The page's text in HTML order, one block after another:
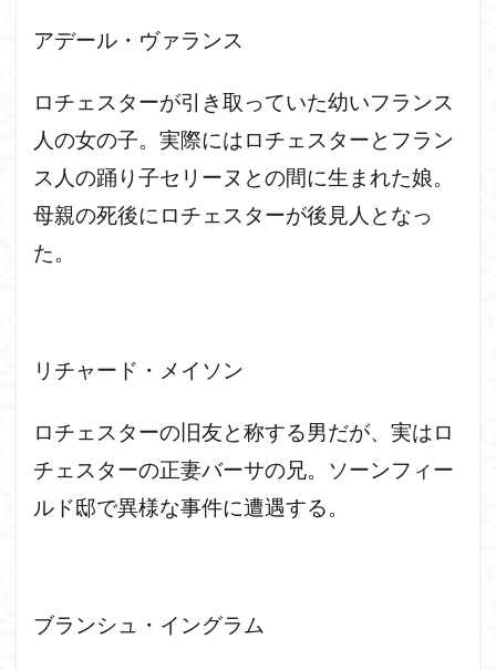
アデール・ヴァランス
ロチェスターが引き取っていた幼いフランス
人の女の子。実際にはロチェスターとフラン
ス人の踊り子セリーヌとの間に生まれた娘。
母親の死後にロチェスターが後見人となっ
た。
リチャード・メイソン
ロチェスターの旧友と称する男だが、実はロ
チェスターの正妻バーサの兄。ソーンフィー
ルド邸で異様な事件に遭遇する。
ブランシュ・イングラム